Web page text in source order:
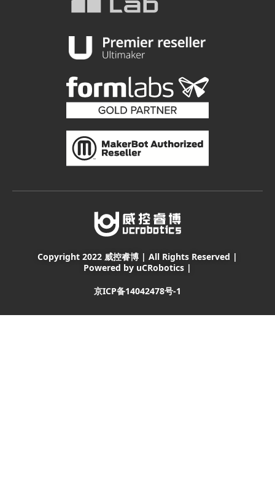
Copyright 2022 威控睿博 | All Rights Reserved |
Powered by uCRobotics |
京ICP备14042478号-1